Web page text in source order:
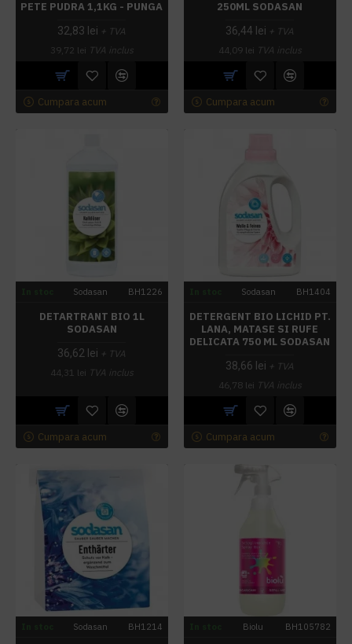
PETE PUDRA 1,1KG - PUNGA
32,83 lei + TVA
39,72 lei TVA inclus
Cumpara acum
250ML SODASAN
36,44 lei + TVA
44,09 lei TVA inclus
Cumpara acum
Sodasan BH1226
DETARTRANT BIO 1L
SODASAN
36,62 lei + TVA
44,31 lei TVA inclus
Cumpara acum
Sodasan BH1404
DETERGENT BIO LICHID PT.
LANA, MATASE SI RUFE
DELICATA 750 ML SODASAN
38,66 lei + TVA
46,78 lei TVA inclus
Cumpara acum
Sodasan BH1214 Biolu BH105782